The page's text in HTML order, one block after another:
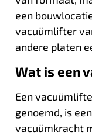
een
vacuümlifter
andere platen
Wat is een
Een
genoemd, is
vacuümkracht